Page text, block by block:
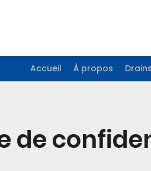
Accueil À propos
de